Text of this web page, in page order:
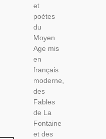
et
poètes
du
Moyen
Age mis
en
français
moderne,
des
Fables
de La
Fontaine
et des